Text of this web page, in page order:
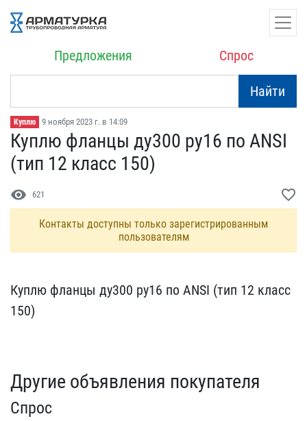
Предложения Спрос
Найти
Куплю 9 ноября 2023 г. в 14:09
Куплю фланцы ду300 ру16 ​по ANSI
(тип 12 класс 15​0)
visibility 621 favorite_border
Контакты доступны только зарегистрированным
пользователям
Куплю фланцы ду300 ру16 ​по ANSI (тип 12 класс
15​0)
Другие объявления покупателя
Спрос